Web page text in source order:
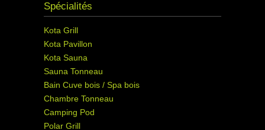
Spécialités
Kota Grill
Kota Pavillon
Kota Sauna
Sauna Tonneau
Bain Cuve bois / Spa bois
Chambre Tonneau
Camping Pod
Polar Grill